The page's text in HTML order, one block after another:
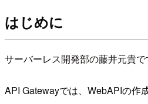
はじめに
サーバーレス開発部の藤井元貴
API Gatewayでは、WebAPIの作